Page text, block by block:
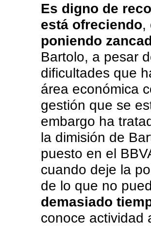
Es digno de
está ofreciendo,
poniendo
Bartolo, a pesar
dificultades que
área económica
gestión que se
embargo ha
la dimisión de
puesto en el
cuando deje la
de lo que no
demasiado
conoce actividad